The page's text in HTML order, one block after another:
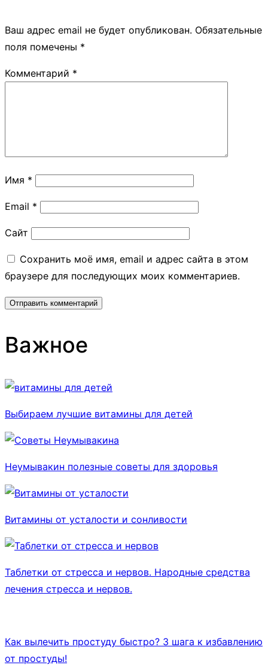
Ваш адрес email не будет опубликован. Обязательные
поля помечены *
Комментарий *
Имя *
Email *
Сайт
Сохранить моё имя, email и адрес сайта в этом
браузере для последующих моих комментариев.
Важное
Выбираем лучшие витамины для детей
Неумывакин полезные советы для здоровья
Витамины от усталости и сонливости
Таблетки от стресса и нервов. Народные средства
лечения стресса и нервов.
Как вылечить простуду быстро? 3 шага к избавлению
от простуды!